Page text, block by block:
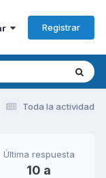
Registrar
Toda la actividad
Última respuesta
10 a